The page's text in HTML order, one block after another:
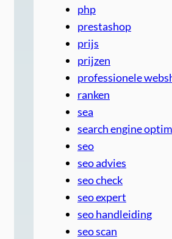
php
prestashop
prijs
prijzen
professionele
ranken
sea
search engine
seo
seo advies
seo check
seo expert
seo handleiding
seo scan